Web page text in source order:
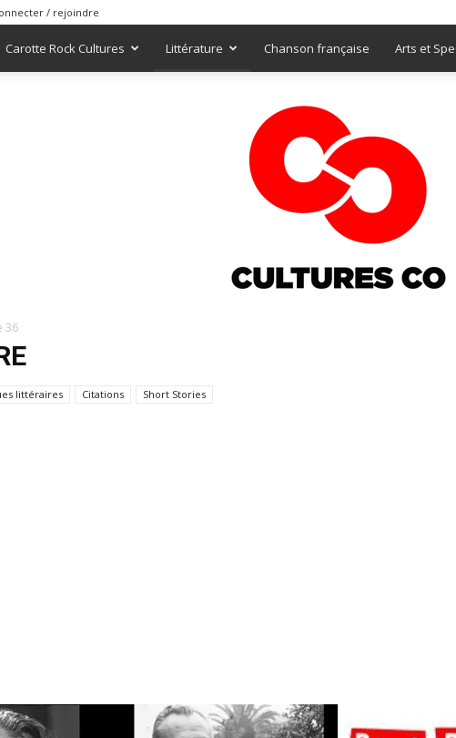
/ rejoindre
Carotte Rock Cultures Littérature Chanson française Arts et
36
littéraires Citations Short Stories